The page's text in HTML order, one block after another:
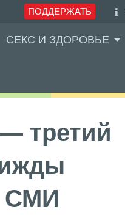
ПОДДЕРЖАТЬ
СЕКС И ЗДОРОВЬЕ
третий
СМИ